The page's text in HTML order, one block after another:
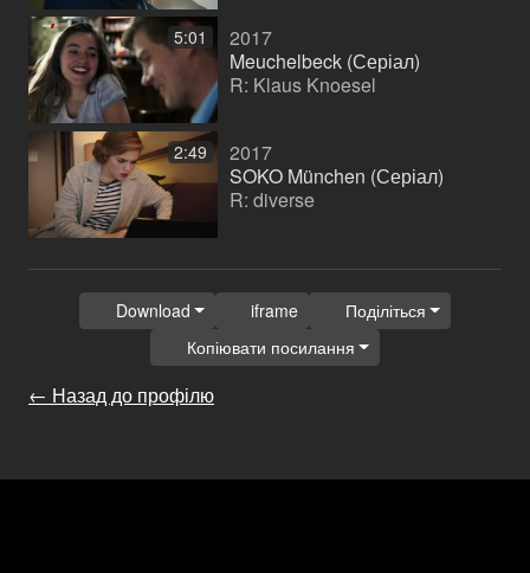
5:01
2017
Meuchelbeck (Серіал)
R: Klaus Knoesel
2:49
2017
SOKO München (Серіал)
R: diverse
← Назад до профілю
Download iframe
Поділіться
Копіювати посилання